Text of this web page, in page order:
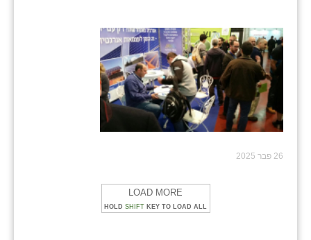
26 פבר 2025
LOAD MORE
HOLD SHIFT KEY TO LOAD ALL